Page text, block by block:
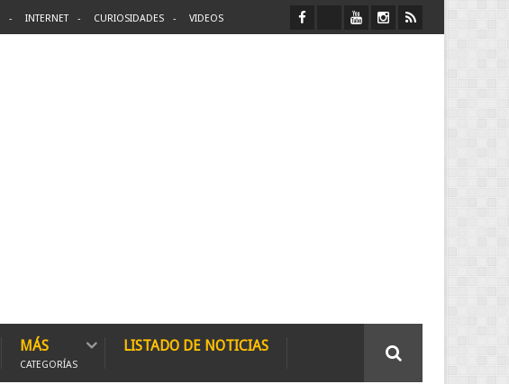
INTERNET CURIOSIDADES VIDEOS
MÁS
CATEGORÍAS
LISTADO DE NOTICIAS